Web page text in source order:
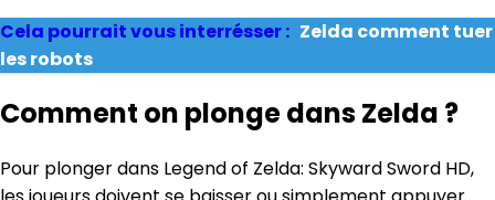
Cela pourrait vous interrésser : Zelda comment tuer
les robots
Comment on plonge dans Zelda ?
Pour plonger dans Legend of Zelda: Skyward Sword HD,